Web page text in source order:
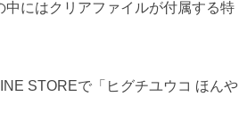
にはクリアファイルが付属する特
STOREで「ヒグチユウコ ほんや